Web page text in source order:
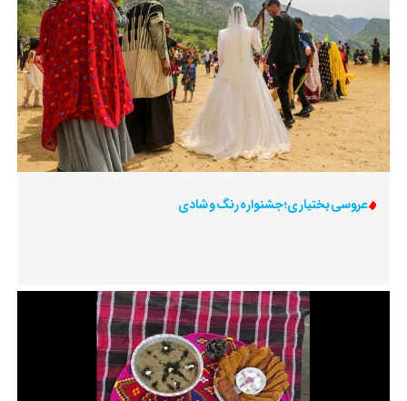
عروسی بختیاری؛ جشنواره رنگ و شادی